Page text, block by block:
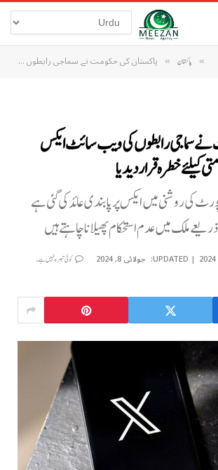
» پاکستان » پاکستان کی حکومت نے سماجی رابطوں کی ویب سائٹ ایکس (ٹوئٹر) کو ملکی سلامتی کیلئے خطرہ قرار دیدیا
نے سماجی رابطوں کی ویب سائٹ ایکس
کیلئے خطرہ قرار دیدیا
کی روشنی میں ایکس پر پابندی عائد کی گئی ہے
ملک میں عدم استحکام پھیلانا چاہتے ہیں
UPDATED: جولائی 8, 2024 کوئی تبصرہ نہیں ہے۔